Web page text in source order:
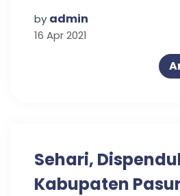
Kapasitas
Instalasi
by admin
16 Apr 2021
Sehari,
Kabupaten